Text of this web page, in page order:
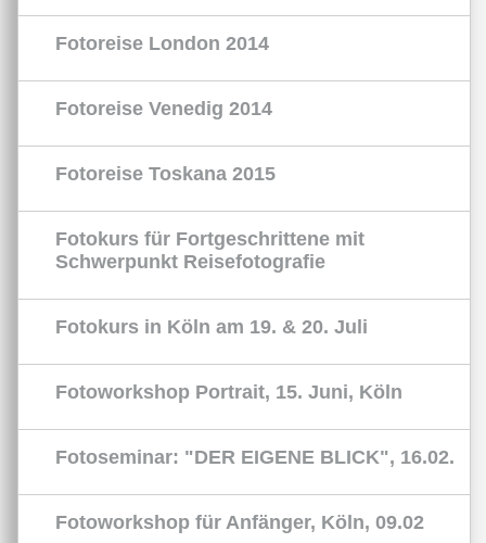
Fotoreise London 2014
Fotoreise Venedig 2014
Fotoreise Toskana 2015
Fotokurs für Fortgeschrittene mit
Schwerpunkt Reisefotografie
Fotokurs in Köln am 19. & 20. Juli
Fotoworkshop Portrait, 15. Juni, Köln
Fotoseminar: "DER EIGENE BLICK", 16.02.
Fotoworkshop für Anfänger, Köln, 09.02